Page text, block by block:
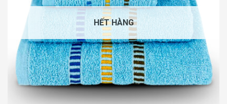
được
chọn
trên
trang
sản
phẩm
HẾT HÀNG